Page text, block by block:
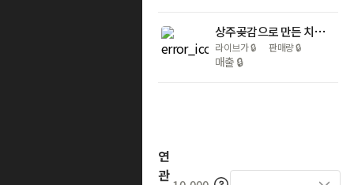
상주곶감으로 만든 치즈호두곶감말이 130gx20입 선물세트 아이들 부모님 어르신 간식
라이브가🔒 판매량🔒
매출 🔒
연
관